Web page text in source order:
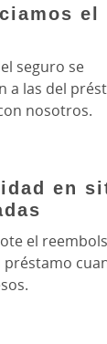
el
seguro se
a las del
nosotros.
en
el
préstamo